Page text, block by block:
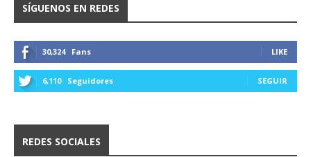
SÍGUENOS EN REDES
30,324 Fans LIKE
6,110 Seguidores SEGUIR
REDES SOCIALES